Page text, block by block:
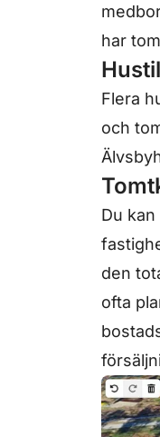
har
Flera
och
Du
den
ofta